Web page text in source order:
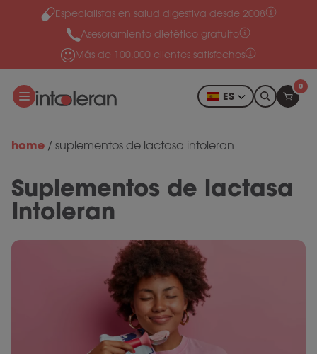
Ir al contenido
Especialistas en salud digestiva desde 2008
Asesoramiento dietético gratuito
Más de 100.000 clientes satisfechos
ES
0
home / suplementos de lactasa intoleran
Suplementos de lactasa
Intoleran